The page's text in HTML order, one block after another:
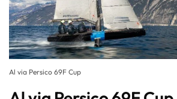
Al via Persico 69F Cup